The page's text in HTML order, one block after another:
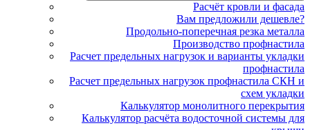
Расчёт кровли и фасада
Вам предложили дешевле?
Продольно-поперечная резка металла
Производство профнастила
Расчет предельных нагрузок и варианты укладки
профнастила
Расчет предельных нагрузок профнастила СКН и
схем укладки
Калькулятор монолитного перекрытия
Калькулятор расчёта водосточной системы для